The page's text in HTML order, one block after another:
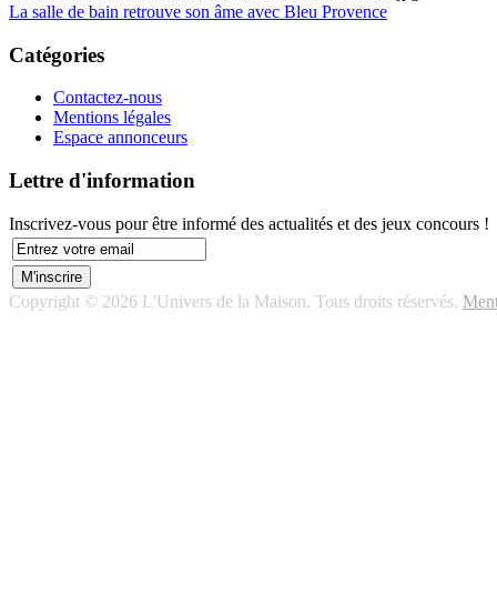
La salle de bain retrouve son âme avec Bleu Provence
Catégories
Contactez-nous
Mentions légales
Espace annonceurs
Lettre d'information
Inscrivez-vous pour être informé des actualités et des jeux concours !
Copyright © 2026 L'Univers de la Maison. Tous droits réservés.